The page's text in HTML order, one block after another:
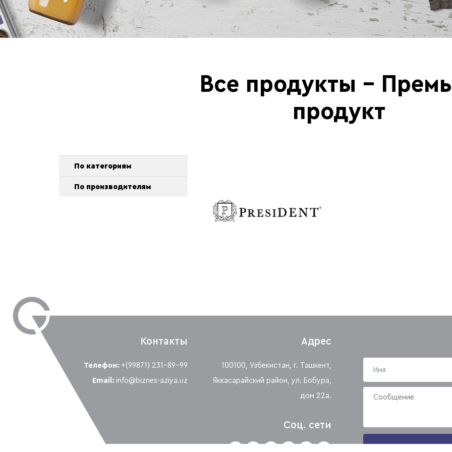
Все продукты -
продукт
По категориям
По производителям
Контакты
Телефон: +(99871) 231-89-99
Email: info@biznes-aziya.uz
Адрес
100100, Узбекистан, г. Ташкент,
Яккасарайский район, ул. Бобура,
дом 22а.
Соц. сети